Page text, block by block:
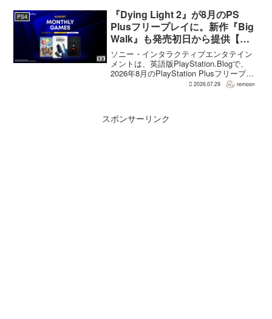
the Ron...
PS4
『Dying Light 2』が8月のPS
Plusフリープレイに。新作『Big
Walk』も発売初日から提供【海
外発表】
ソニー・インタラクティブエンタテイン
メントは、英語版PlayStation.Blogで、
2026年8月のPlayStation Plusフリープレ
イとして『Dying Light 2 Stay Human:
2026.07.29 remoon
スポンサーリンク